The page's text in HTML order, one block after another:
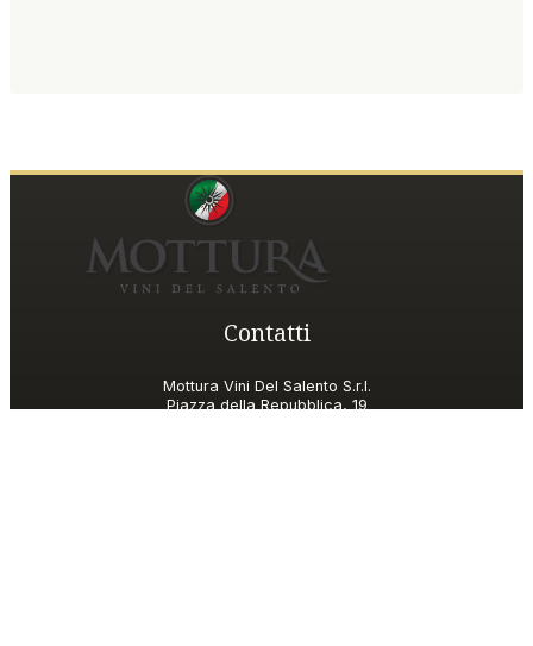
Contatti
Mottura Vini Del Salento S.r.l.
Piazza della Repubblica, 19